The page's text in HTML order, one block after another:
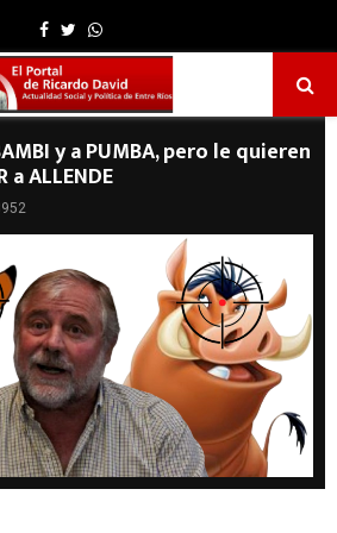
Facebook
TwitterWhatsapp
y a PUMBA, pero le quieren
ALLENDE